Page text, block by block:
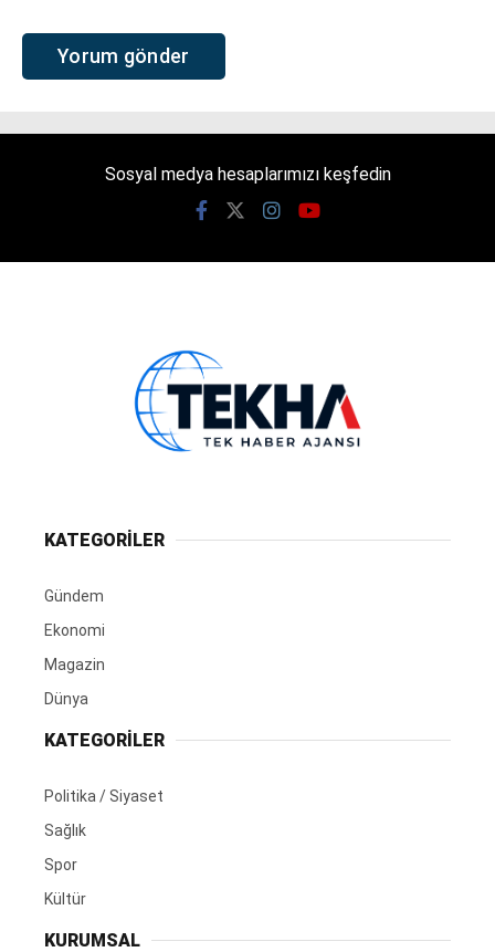
Sosyal medya hesaplarımızı keşfedin
KATEGORİLER
Gündem
Ekonomi
Magazin
Dünya
KATEGORİLER
Politika / Siyaset
Sağlık
Spor
Kültür
KURUMSAL